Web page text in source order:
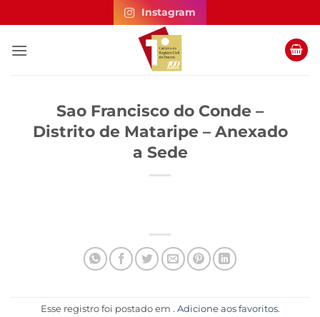
to
content
Instagram
Sao Francisco do Conde –
Distrito de Mataripe – Anexado
a Sede
Esse registro foi postado em . Adicione aos favoritos.